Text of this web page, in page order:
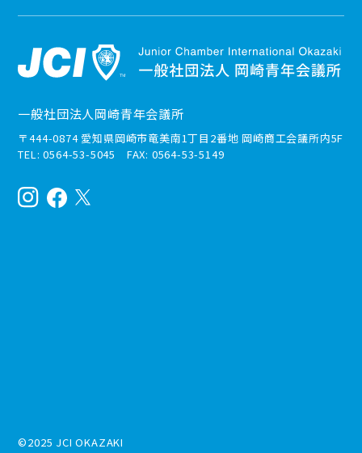
一般社団法人岡崎青年会議所
〒444-0874 愛知県岡崎市竜美南1丁目2番地 岡崎商工会議所内5F
TEL: 0564-53-5045 FAX: 0564-53-5149
©2025 JCI OKAZAKI